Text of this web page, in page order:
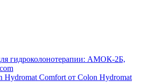
гидроколонотерапии: АМОК-2Б,